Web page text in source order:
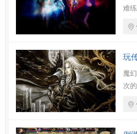
难
玩
魔
次